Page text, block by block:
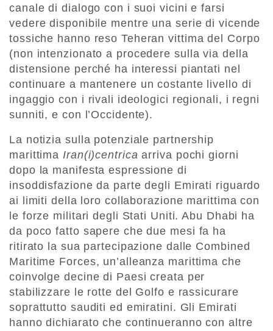
canale di dialogo con i suoi vicini e farsi
vedere disponibile mentre una serie di vicende
tossiche hanno reso Teheran vittima del Corpo
(non intenzionato a procedere sulla via della
distensione perché ha interessi piantati nel
continuare a mantenere un costante livello di
ingaggio con i rivali ideologici regionali, i regni
sunniti, e con l’Occidente).
La notizia sulla potenziale partnership
marittima Iran(i)centrica arriva pochi giorni
dopo la manifesta espressione di
insoddisfazione da parte degli Emirati riguardo
ai limiti della loro collaborazione marittima con
le forze militari degli Stati Uniti. Abu Dhabi ha
da poco fatto sapere che due mesi fa ha
ritirato la sua partecipazione dalle Combined
Maritime Forces, un’alleanza marittima che
coinvolge decine di Paesi creata per
stabilizzare le rotte del Golfo e rassicurare
soprattutto sauditi ed emiratini. Gli Emirati
hanno dichiarato che continueranno con altre